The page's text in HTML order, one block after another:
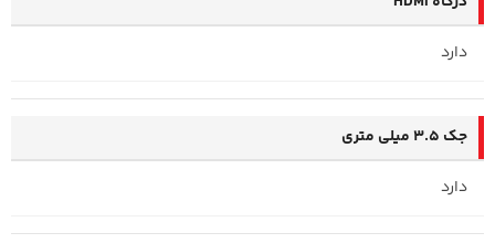
دارد
جک 3.5 میلی متری
دارد